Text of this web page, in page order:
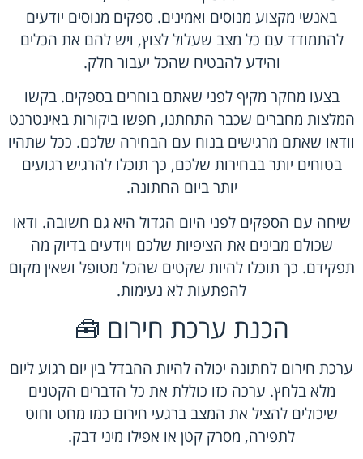
באנשי מקצוע מנוסים ואמינים. ספקים מנוסים יודעים
להתמודד עם כל מצב שעלול לצוץ, ויש להם את הכלים
והידע להבטיח שהכל יעבור חלק.
בצעו מחקר מקיף לפני שאתם בוחרים בספקים. בקשו
המלצות מחברים שכבר התחתנו, חפשו ביקורות באינטרנט
וודאו שאתם מרגישים בנוח עם הבחירה שלכם. ככל שתהיו
בטוחים יותר בבחירות שלכם, כך תוכלו להרגיש רגועים
יותר ביום החתונה.
שיחה עם הספקים לפני היום הגדול היא גם חשובה. ודאו
שכולם מבינים את הציפיות שלכם ויודעים בדיוק מה
תפקידם. כך תוכלו להיות שקטים שהכל מטופל ושאין מקום
להפתעות לא נעימות.
הכנת ערכת חירום 🧰
ערכת חירום לחתונה יכולה להיות ההבדל בין יום רגוע ליום
מלא בלחץ. ערכה כזו כוללת את כל הדברים הקטנים
שיכולים להציל את המצב ברגעי חירום כמו מחט וחוט
לתפירה, מסרק קטן או אפילו מיני דבק.